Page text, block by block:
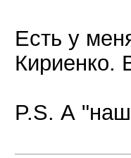
Есть у
Кириенко.
P.S. А